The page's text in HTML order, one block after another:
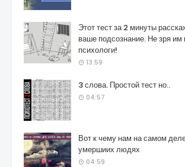
Этот тест за 2 минуты
ваше подсознание. Не зря им
психологи!
13:59
3 слова. Простой тест но..
04:57
Вот к чему нам на самом
умершиих людях
04:59